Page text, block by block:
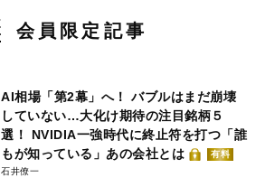
会員限定記事
AI相場「第2幕」へ！ バブルはまだ崩壊
していない…大化け期待の注目銘柄５
選！ NVIDIA一強時代に終止符を打つ「誰
もが知っている」あの会社とは
有料
石井僚一